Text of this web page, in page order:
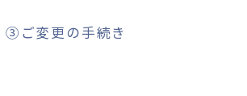
③ ご変更の手続き